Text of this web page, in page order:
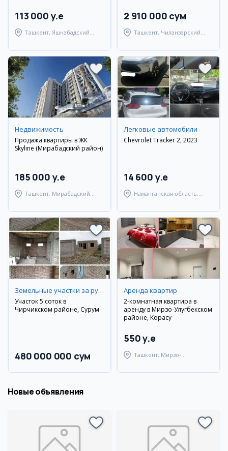
113 000 y.e
Ташкент, Яшнабадский
2 910 000 сум
Ташкент, Чиланзарский
Недвижимость
Продажа квартиры в ЖК
Skyline (Мирабадский район)
185 000 y.e
Ташкент, Мирабадский
Легковые автомобили
Chevrolet Tracker 2, 2023
14 600 y.e
Наманганская область,
Земельные участки за рубежом
Участок 5 соток в
Чирчикском районе, Сурум
480 000 000 сум
Аренда квартир
2-комнатная квартира в
аренду в Мирзо-Улугбекском
районе, Корасу
550 y.e
Ташкент, Мирзо-
Новые объявления